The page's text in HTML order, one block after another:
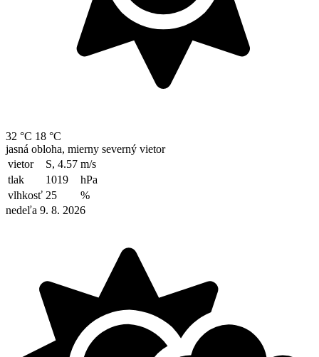
32 °C 18 °C
jasná obloha, mierny severný vietor
vietor
S, 4.57 m/s
tlak
1019
hPa
vlhkosť 25
%
nedeľa 9. 8. 2026